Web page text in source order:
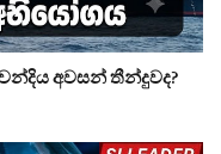
අවසන් තීන්දුවද?